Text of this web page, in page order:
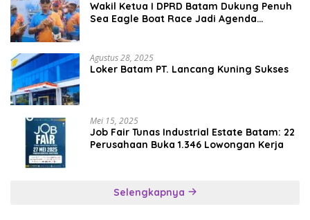
Wakil Ketua I DPRD Batam Dukung Penuh
Sea Eagle Boat Race Jadi Agenda
Agustus 28, 2025
Loker Batam PT. Lancang Kuning Sukses
Mei 15, 2025
Job Fair Tunas Industrial Estate Batam: 22
Perusahaan Buka 1.346 Lowongan Kerja
Selengkapnya